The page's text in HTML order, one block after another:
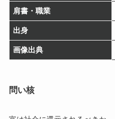
肩書・職業
出身
画像出典
問い核